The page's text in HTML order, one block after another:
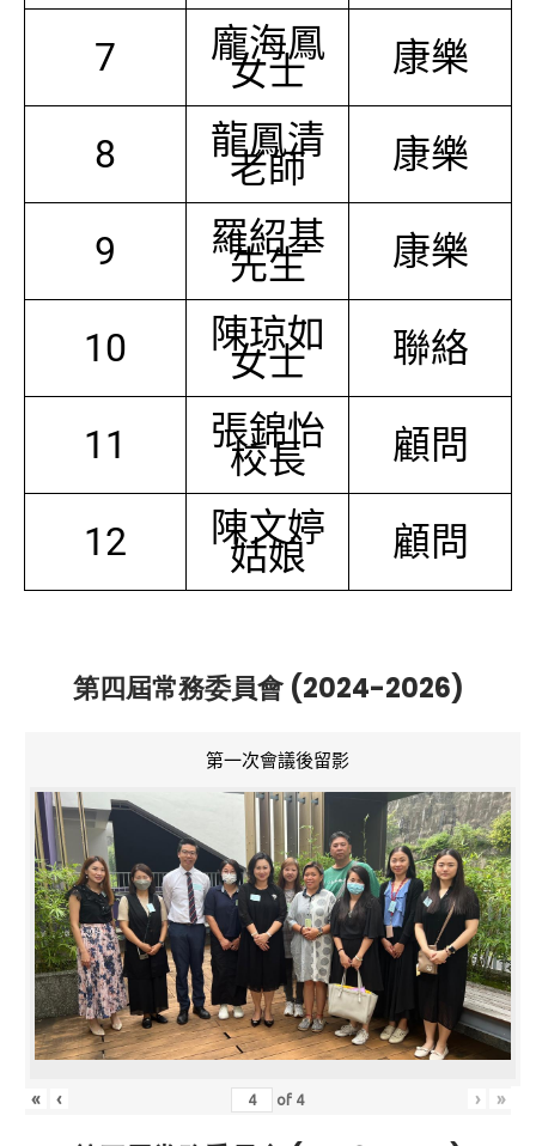
7 龐海鳳
女士 康樂
8 龍鳳清
老師 康樂
9 羅紹基
先生 康樂
10 陳琼如
女士 聯絡
11 張錦怡
校長 顧問
12 陳文婷
姑娘 顧問
第四屆常務委員會 (2024-2026)
第一次會議後留影
« ‹ of 4 › »